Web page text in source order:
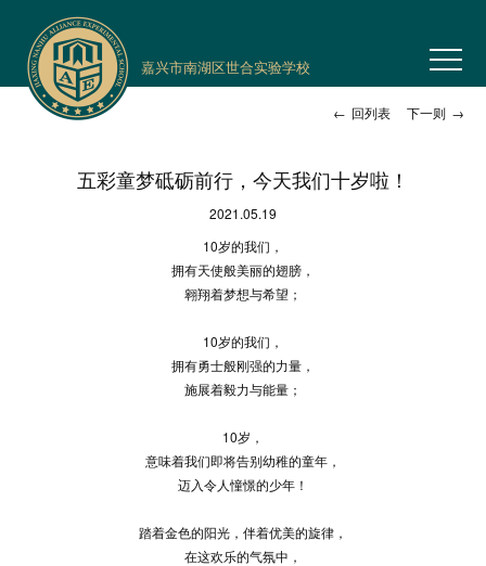
嘉兴市南湖区世合实验学校
← 回列表 下一则 →
五彩童梦砥砺前行，今天我们十岁啦！
2021.05.19
10岁的我们，
拥有天使般美丽的翅膀，
翱翔着梦想与希望；
10岁的我们，
拥有勇士般刚强的力量，
施展着毅力与能量；
10岁，
意味着我们即将告别幼稚的童年，
迈入令人憧憬的少年！
踏着金色的阳光，伴着优美的旋律，
在这欢乐的气氛中，